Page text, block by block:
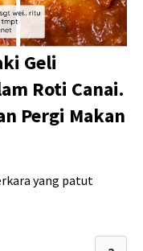
Geli
Roti Canai.
Pergi Makan
yang patut